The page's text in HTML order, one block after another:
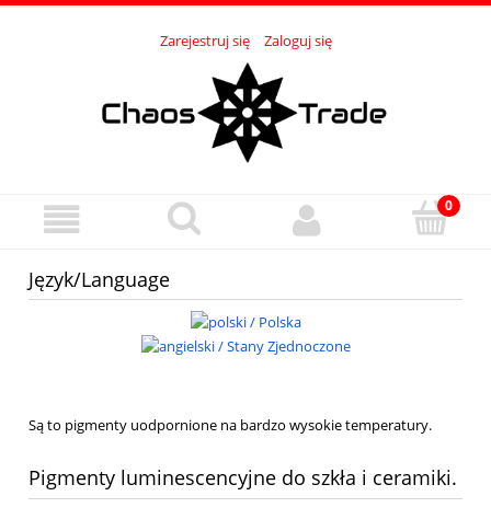
Zarejestruj się Zaloguj się
Język/Language
Są to pigmenty uodpornione na bardzo wysokie temperatury.
Pigmenty luminescencyjne do szkła i ceramiki.